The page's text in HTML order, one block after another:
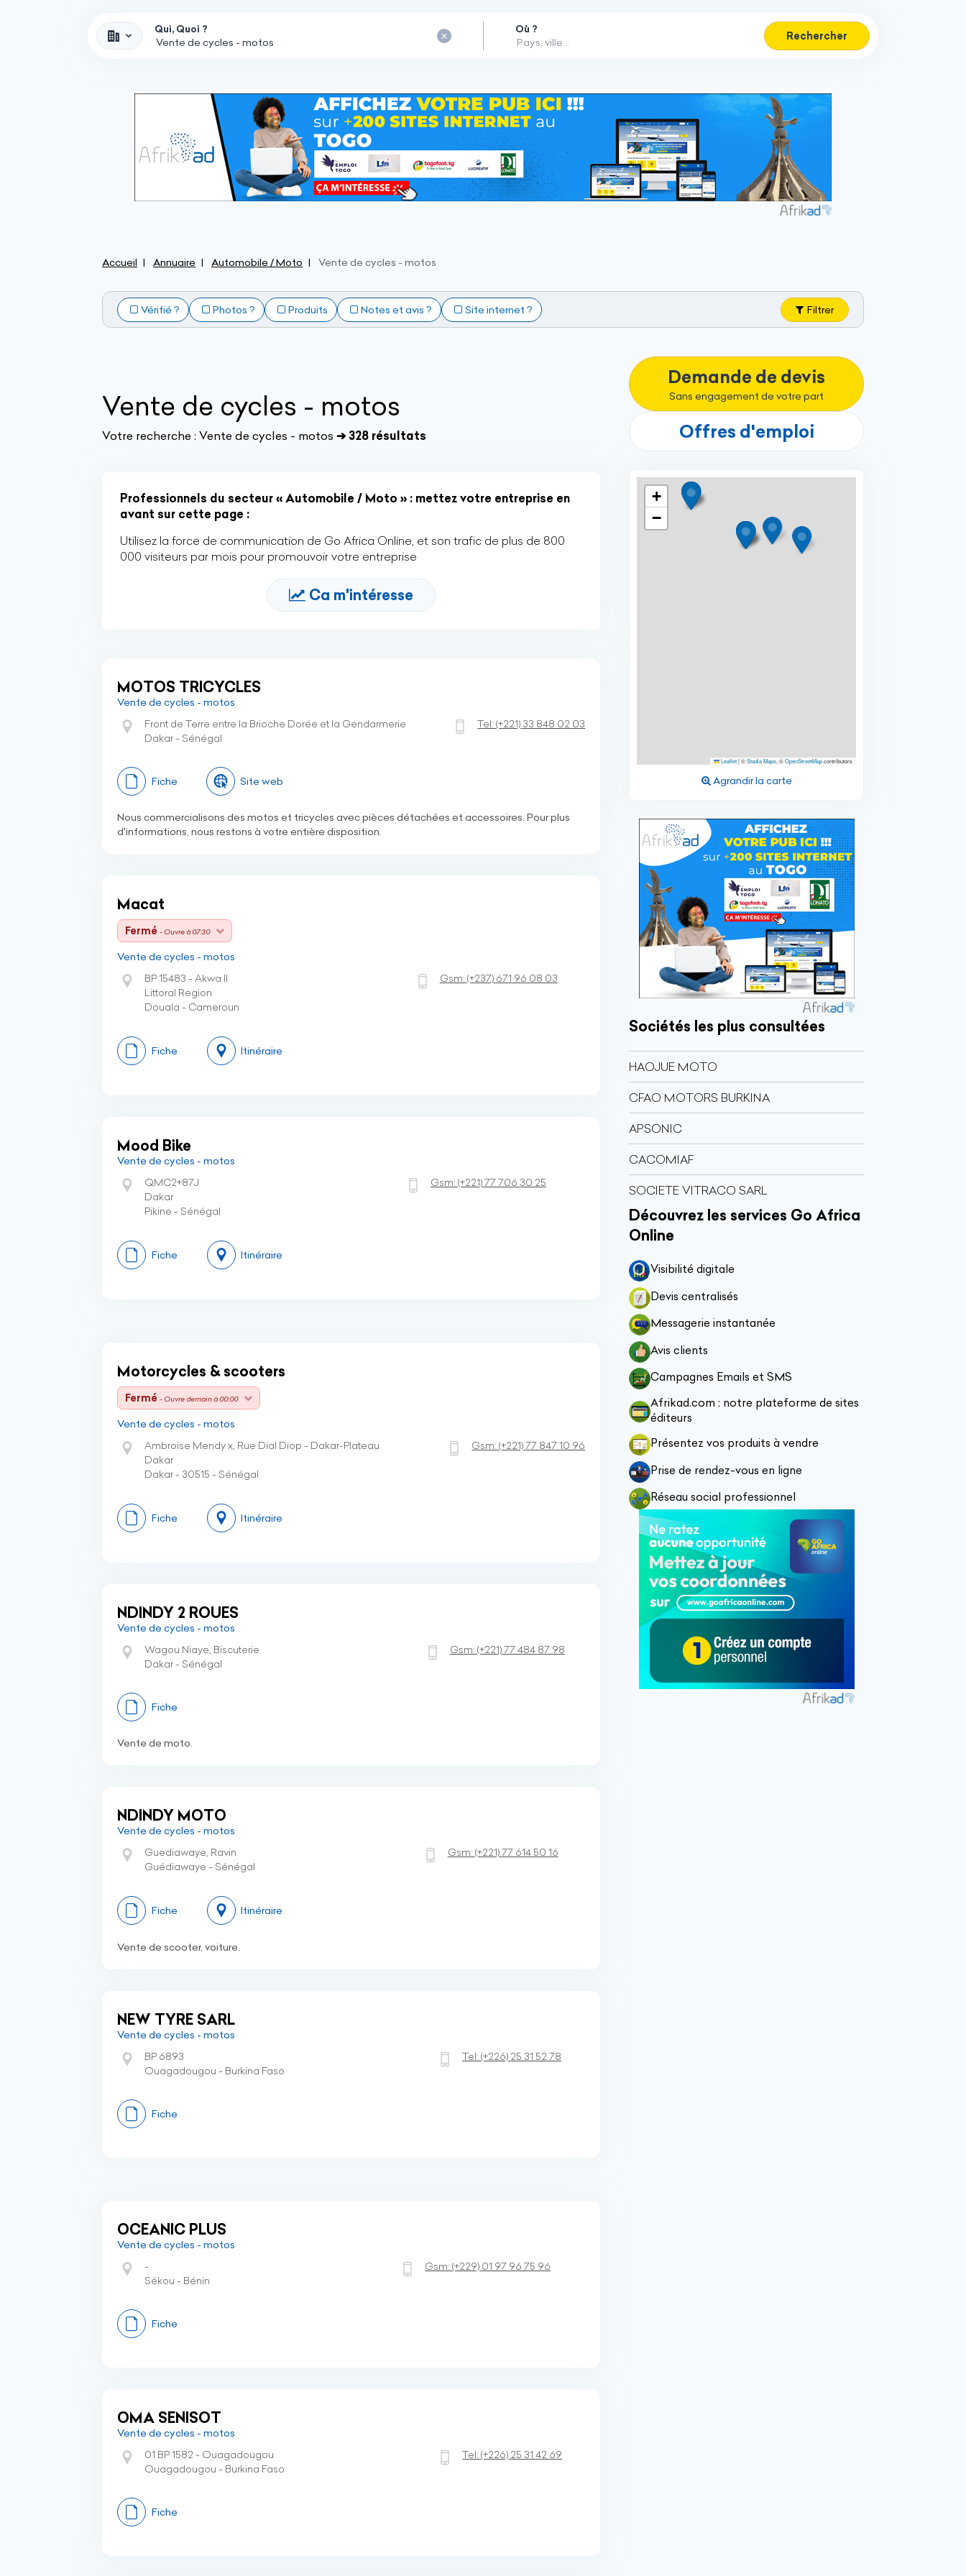
Qui, Quoi ? Où ?
Rechercher
Accueil Annuaire Automobile / Moto Vente de cycles - motos
Vérifié ? Photos ? Produits Notes et avis ? Site internet ? Filtrer
Vente de cycles - motos
Votre recherche : Vente de cycles - motos ➔ 328 résultats
Professionnels du secteur « Automobile / Moto » : mettez votre entreprise en
avant sur cette page :
Utilisez la force de communication de Go Africa Online, et son trafic de plus de 800
000 visiteurs par mois pour promouvoir votre entreprise
Ca m'intéresse
MOTOS TRICYCLES
Vente de cycles - motos
Front de Terre entre la Brioche Dorée et la Gendarmerie
Dakar - Sénégal
Tel:(+221) 33 848 02 03
Fiche Site web
Nous commercialisons des motos et tricycles avec pièces détachées et accessoires. Pour plus
d'informations, nous restons à votre entière disposition.
Macat
Fermé - Ouvre à 07:30
Vente de cycles - motos
BP 15483 - Akwa II
Littoral Region
Douala - Cameroun
Gsm: (+237) 671 96 08 03
Fiche Itinéraire
Mood Bike
Vente de cycles - motos
QMC2+87J
Dakar
Pikine - Sénégal
Gsm: (+221)77 706 30 25
Fiche Itinéraire
Motorcycles & scooters
Fermé - Ouvre demain à 00:00
Vente de cycles - motos
Ambroise Mendy x, Rue Dial Diop - Dakar-Plateau
Dakar
Dakar - 30515 - Sénégal
Gsm:(+221)77 847 10 96
Fiche Itinéraire
NDINDY 2 ROUES
Vente de cycles - motos
Wagou Niaye, Biscuterie
Dakar - Sénégal
Gsm: (+221)77 484 87 98
Fiche
Vente de moto.
NDINDY MOTO
Vente de cycles - motos
Guediawaye, Ravin
Guédiawaye - Sénégal
Gsm: (+221)77 614 50 16
Fiche Itinéraire
Vente de scooter, voiture.
NEW TYRE SARL
Vente de cycles - motos
BP 6893
Ouagadougou - Burkina Faso
Tel:(+226) 25 31 52 78
Fiche
OCEANIC PLUS
Vente de cycles - motos
-
Sékou - Bénin
Gsm:(+229) 01 97 96 75 96
Fiche
OMA SENISOT
Vente de cycles - motos
01 BP 1582 - Ouagadougou
Ouagadougou - Burkina Faso
Tel:(+226) 25 31 42 69
Fiche
Demande de devis
Sans engagement de votre part
Offres d'emploi
+
−
Leaflet|©Stadia Maps, ©OpenStreetMapcontributors
Agrandir la carte
Sociétés les plus consultées
HAOJUE MOTO
CFAO MOTORS BURKINA
APSONIC
CACOMIAF
SOCIETE VITRACO SARL
Découvrez les services Go Africa
Online
Visibilité digitale
Devis centralisés
Messagerie instantanée
Avis clients
Campagnes Emails et SMS
Afrikad.com : notre plateforme de sites
éditeurs
Présentez vos produits à vendre
Prise de rendez-vous en ligne
Réseau social professionnel